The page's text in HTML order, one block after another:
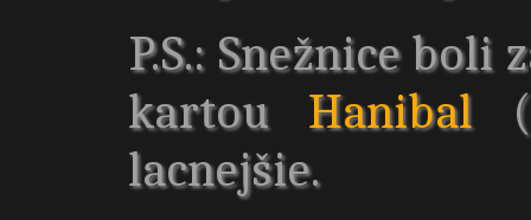
P.S.: Snežnice
kartou Hanibal
lacnejšie.